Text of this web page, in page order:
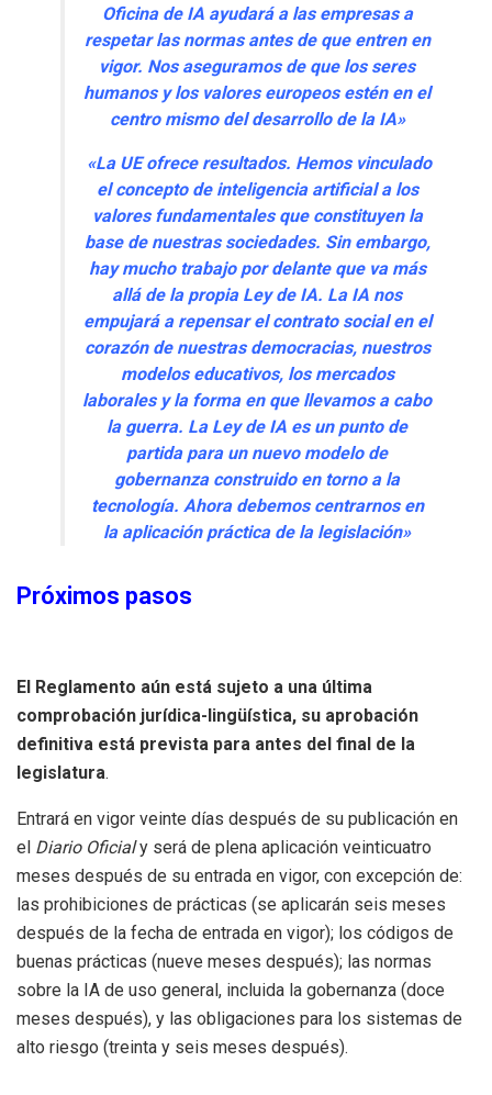
Oficina de IA ayudará a las empresas a
respetar las normas antes de que entren en
vigor. Nos aseguramos de que los seres
humanos y los valores europeos estén en el
centro mismo del desarrollo de la IA»
«La UE ofrece resultados. Hemos vinculado
el concepto de inteligencia artificial a los
valores fundamentales que constituyen la
base de nuestras sociedades. Sin embargo,
hay mucho trabajo por delante que va más
allá de la propia Ley de IA. La IA nos
empujará a repensar el contrato social en el
corazón de nuestras democracias, nuestros
modelos educativos, los mercados
laborales y la forma en que llevamos a cabo
la guerra. La Ley de IA es un punto de
partida para un nuevo modelo de
gobernanza construido en torno a la
tecnología. Ahora debemos centrarnos en
la aplicación práctica de la legislación»
Próximos pasos
El Reglamento aún está sujeto a una última
comprobación jurídica-lingüística, su aprobación
definitiva está prevista para antes del final de la
legislatura.
Entrará en vigor veinte días después de su publicación en
el Diario Oficialy será de plena aplicación veinticuatro
meses después de su entrada en vigor, con excepción de:
las prohibiciones de prácticas (se aplicarán seis meses
después de la fecha de entrada en vigor); los códigos de
buenas prácticas (nueve meses después); las normas
sobre la IA de uso general, incluida la gobernanza (doce
meses después), y las obligaciones para los sistemas de
alto riesgo (treinta y seis meses después).